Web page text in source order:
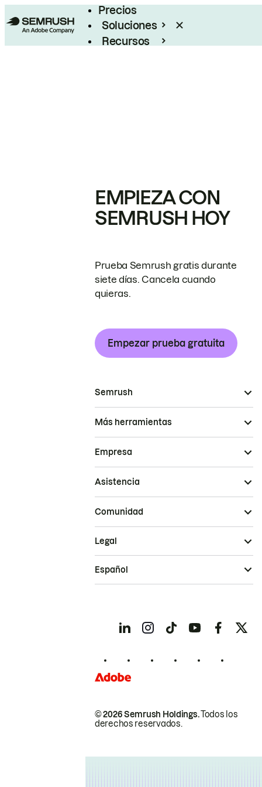
Precios
Soluciones
Recursos
EMPIEZA CON
SEMRUSH HOY
Prueba Semrush gratis durante
siete días. Cancela cuando
quieras.
Empezar prueba gratuita
Semrush
Más herramientas
Empresa
Asistencia
Comunidad
© 2026 Semrush Holdings.Todos los
derechos reservados.
Legal
Español